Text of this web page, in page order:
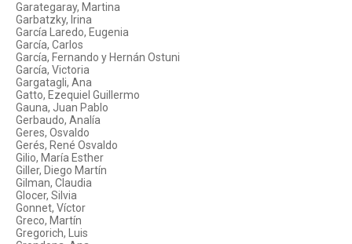
Garategaray, Martina
Garbatzky, Irina
García Laredo, Eugenia
García, Carlos
García, Fernando y Hernán Ostuni
García, Victoria
Gargatagli, Ana
Gatto, Ezequiel Guillermo
Gauna, Juan Pablo
Gerbaudo, Analía
Geres, Osvaldo
Gerés, René Osvaldo
Gilio, María Esther
Giller, Diego Martín
Gilman, Claudia
Glocer, Silvia
Gonnet, Víctor
Greco, Martín
Gregorich, Luis